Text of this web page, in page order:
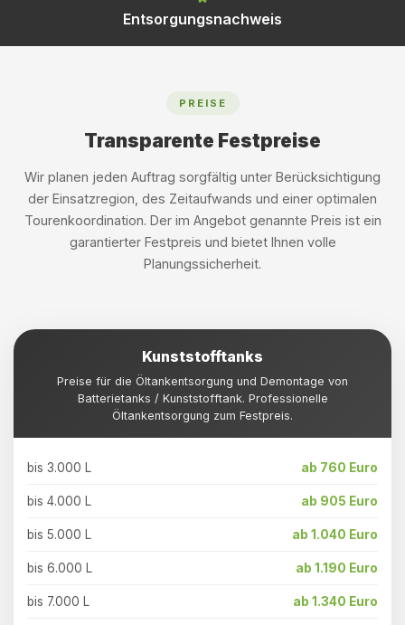
Entsorgungsnachweis
PREISE
Transparente Festpreise
Wir planen jeden Auftrag sorgfältig unter Berücksichtigung
der Einsatzregion, des Zeitaufwands und einer optimalen
Tourenkoordination. Der im Angebot genannte Preis ist ein
garantierter Festpreis und bietet Ihnen volle
Planungssicherheit.
Kunststofftanks
Preise für die Öltankentsorgung und Demontage von
Batterietanks / Kunststofftank. Professionelle
Öltankentsorgung zum Festpreis.
bis 3.000 L ab 760 Euro
bis 4.000 L ab 905 Euro
bis 5.000 L ab 1.040 Euro
bis 6.000 L ab 1.190 Euro
bis 7.000 L ab 1.340 Euro